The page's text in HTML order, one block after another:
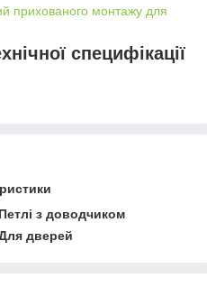
прихованого монтажу для
специфікації
Петлі з доводчиком
дверей